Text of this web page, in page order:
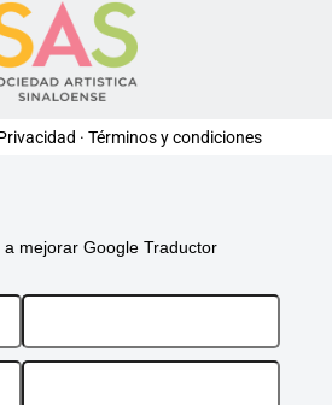
· Términos y condiciones
mejorar Google Traductor